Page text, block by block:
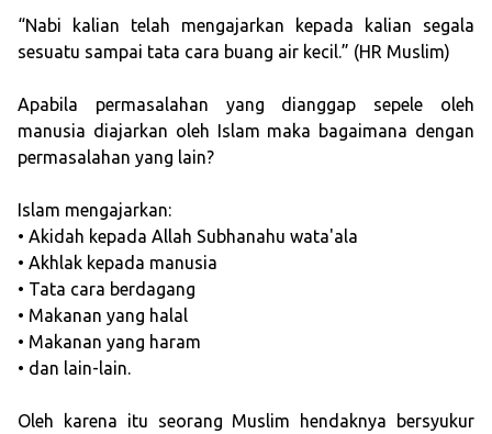
“Nabi kalian telah mengajarkan kepada kalian segala
sesuatu sampai tata cara buang air kecil.” (HR Muslim)
Apabila permasalahan yang dianggap sepele oleh
manusia diajarkan oleh Islam maka bagaimana dengan
permasalahan yang lain?
Islam mengajarkan:
• Akidah kepada Allah Subhanahu wata'ala
• Akhlak kepada manusia
• Tata cara berdagang
• Makanan yang halal
• Makanan yang haram
• dan lain-lain.
Oleh karena itu seorang Muslim hendaknya bersyukur